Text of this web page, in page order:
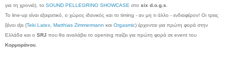
για τη χρονιά), το SOUND PELLEGRINO SHOWCASE στο six d.o.g.s
Το line-up είναι εξαιρετικό, ο χώρος ιδανικός και το timing - αν μη τι άλλο - ενδιαφέρον! Οι τρεις
ξένοι djs (Teki Latex Matthias Zimmermann και Orgasmic) έρχονται για πρώτη φορά στην
Ελλάδα και ο SRJ που θα αναλάβει το opening παίζει για πρώτη φορά σε event του
Κορμοράνου